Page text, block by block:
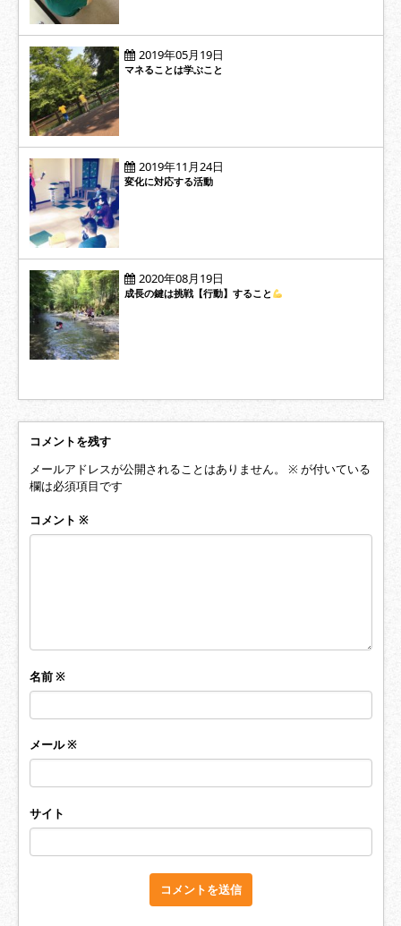
2019年05月19日
マネることは学ぶこと
2019年11月24日
変化に対応する活動
2020年08月19日
成長の鍵は挑戦【行動】すること
コメントを残す
メールアドレスが公開されることはありません。
※が付いている
欄は必須項目です
コメント ※
名前※
メール※
サイト